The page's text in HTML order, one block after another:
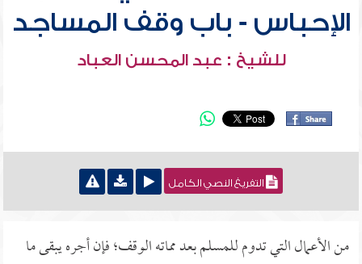
الإحباس - باب وقف المساجد
للشيخ : عبد المحسن العباد
التفريغ النصي الكامل
من الأعمال التي تدوم للمسلم بعد مماته الوقف؛ فإن أجره يبقى ما